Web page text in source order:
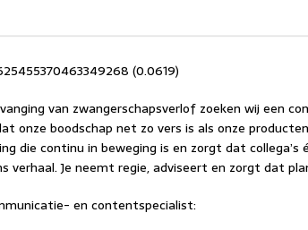
(0.0619)
van zwangerschapsverlof zoeken wij een
onze boodschap net zo vers is als onze
die continu in beweging is en zorgt dat collega’s
verhaal. Je neemt regie, adviseert en zorgt dat
en contentspecialist: